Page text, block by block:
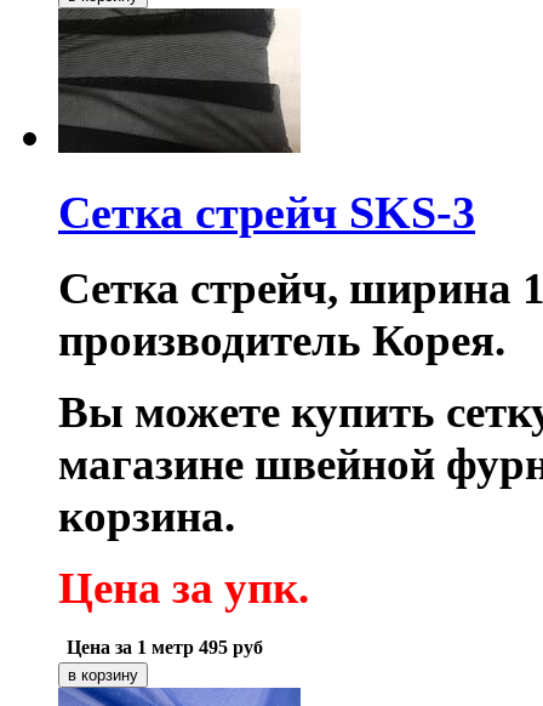
Сетка стрейч SKS-3
Сетка стрейч, ширина
производитель Корея.
Вы можете купить
магазине швейной
корзина.
Цена за упк.
Цена за 1 метр 495 руб